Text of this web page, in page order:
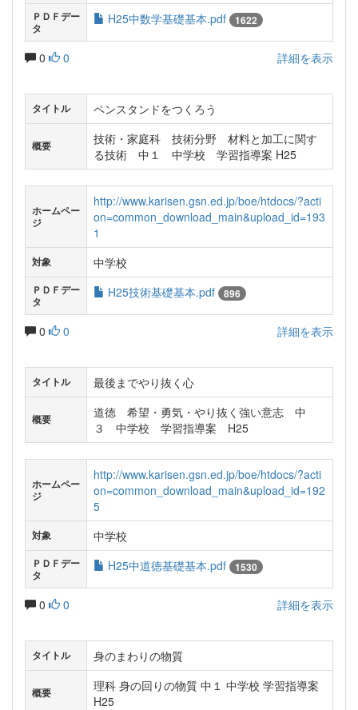
ＰＤＦデー
タ
H25中数学基礎基本.pdf 1622
0 0 詳細を表示
タイトル ペンスタンドをつくろう
概要
技術・家庭科 技術分野 材料と加工に関す
る技術 中１ 中学校 学習指導案 H25
ホームペー
ジ
http://www.karisen.gsn.ed.jp/boe/htdocs/?acti
on=common_download_main&upload_id=193
1
対象 中学校
ＰＤＦデー
タ
H25技術基礎基本.pdf 896
0 0 詳細を表示
タイトル 最後までやり抜く心
概要
道徳 希望・勇気・やり抜く強い意志 中
３ 中学校 学習指導案 H25
ホームペー
ジ
http://www.karisen.gsn.ed.jp/boe/htdocs/?acti
on=common_download_main&upload_id=192
5
対象 中学校
ＰＤＦデー
タ
H25中道徳基礎基本.pdf 1530
0 0 詳細を表示
タイトル 身のまわりの物質
概要
理科 身の回りの物質 中１ 中学校 学習指導案
H25